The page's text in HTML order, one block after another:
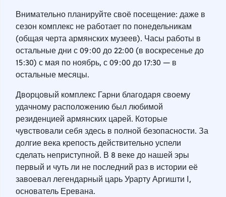
Внимательно планируйте своё посещение: даже в
сезон комплекс не работает по понедельникам
(общая черта армянских музеев). Часы работы в
остальные дни с 09:00 до 22:00 (в воскресенье до
15:30) с мая по ноябрь, с 09:00 до 17:30 — в
остальные месяцы.
Дворцовый комплекс Гарни благодаря своему
удачному расположению был любимой
резиденцией армянских царей. Которые
чувствовали себя здесь в полной безопасности. За
долгие века крепость действительно успели
сделать неприступной. В 8 веке до нашей эры
первый и чуть ли не последний раз в истории её
завоевал легендарный царь Урарту Аргишти I,
основатель Еревана.